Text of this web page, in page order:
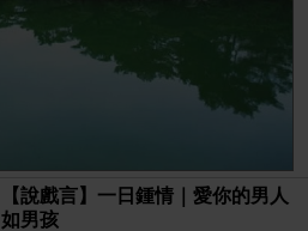
【說戲言】一日鍾情｜愛你的男人
如男孩